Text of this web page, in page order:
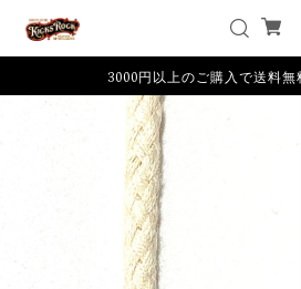
3000円以上のご購入で送料無料